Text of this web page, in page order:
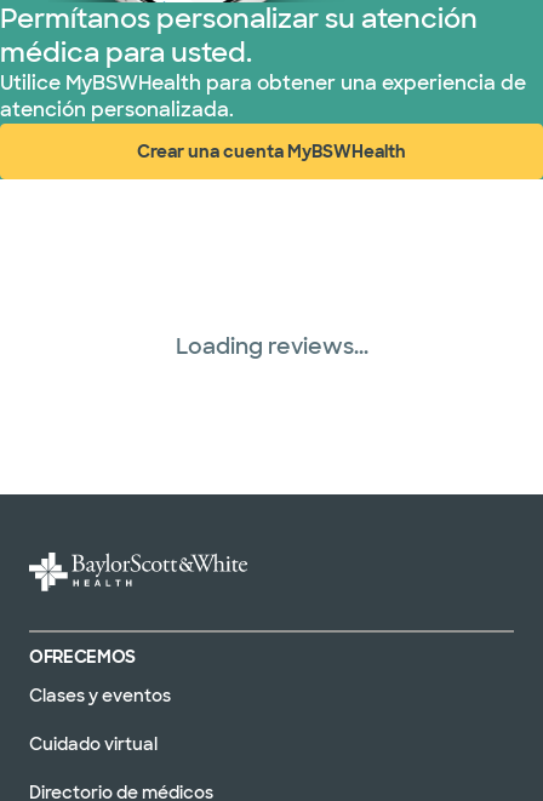
Permítanos personalizar su atención
médica para usted.
Utilice MyBSWHealth para obtener una experiencia de
atención personalizada.
Crear una cuenta MyBSWHealth
(abre en ventana nueva)
Loading reviews...
OFRECEMOS
Clases y eventos
Cuidado virtual
Directorio de médicos